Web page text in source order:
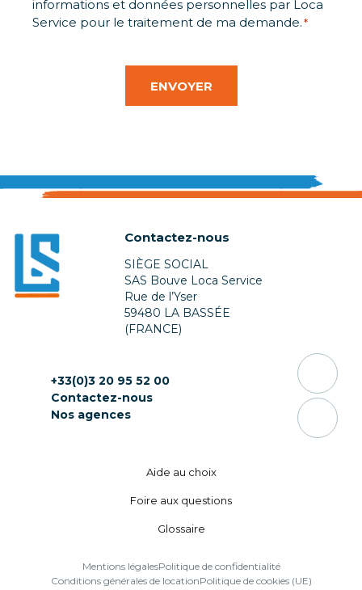
informations et données personnelles par Loca
Service pour le traitement de ma demande.*
Contactez-nous
SIÈGE SOCIAL
SAS Bouve Loca Service
Rue de l’Yser
59480 LA BASSÉE
(FRANCE)
+33(0)3 20 95 52 00
Contactez-nous
Nos agences
Aide au choix
Foire aux questions
Glossaire
Mentions légalesPolitique de confidentialité
Conditions générales de locationPolitique de cookies (UE)